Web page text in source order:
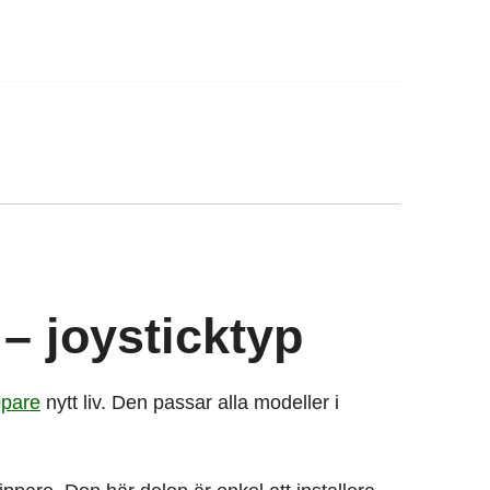
joysticktyp
nytt liv. Den passar alla modeller i